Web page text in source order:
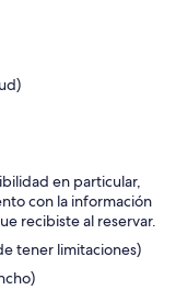
en particular,
con la información
recibiste al reservar.
tener limitaciones)